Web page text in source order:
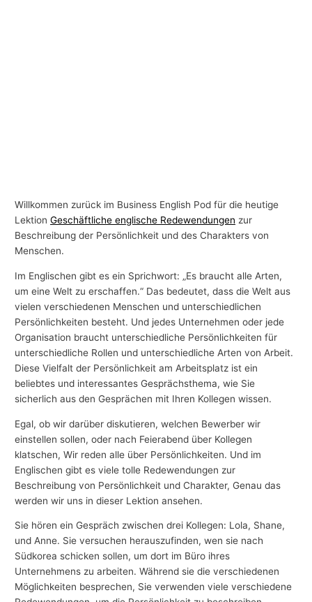
Willkommen zurück im Business English Pod für die heutige
LektionGeschäftliche englische Redewendungen zur
Beschreibung der Persönlichkeit und des Charakters von
Menschen.
Im Englischen gibt es ein Sprichwort: „Es braucht alle Arten,
um eine Welt zu erschaffen.“ Das bedeutet, dass die Welt aus
vielen verschiedenen Menschen und unterschiedlichen
Persönlichkeiten besteht. Und jedes Unternehmen oder jede
Organisation braucht unterschiedliche Persönlichkeiten für
unterschiedliche Rollen und unterschiedliche Arten von Arbeit.
Diese Vielfalt der Persönlichkeit am Arbeitsplatz ist ein
beliebtes und interessantes Gesprächsthema, wie Sie
sicherlich aus den Gesprächen mit Ihren Kollegen wissen.
Egal, ob wir darüber diskutieren, welchen Bewerber wir
einstellen sollen, oder nach Feierabend über Kollegen
klatschen, Wir reden alle über Persönlichkeiten. Und im
Englischen gibt es viele tolle Redewendungen zur
Beschreibung von Persönlichkeit und Charakter, Genau das
werden wir uns in dieser Lektion ansehen.
Sie hören ein Gespräch zwischen drei Kollegen: Lola, Shane,
und Anne. Sie versuchen herauszufinden, wen sie nach
Südkorea schicken sollen, um dort im Büro ihres
Unternehmens zu arbeiten. Während sie die verschiedenen
Möglichkeiten besprechen, Sie verwenden viele verschiedene